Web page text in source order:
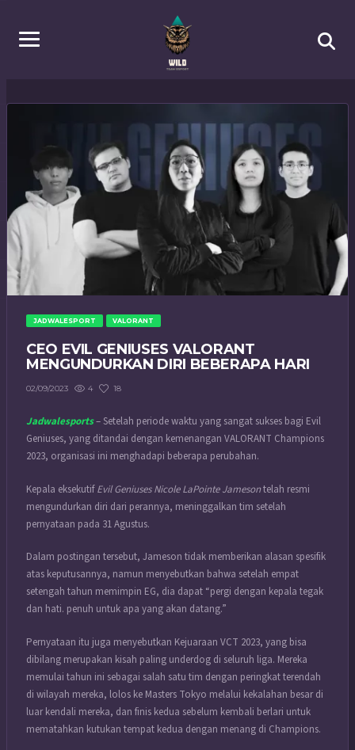
JADWALESPORT VALORANT
CEO EVIL GENIUSES VALORANT
MENGUNDURKAN DIRI BEBERAPA HARI
02/09/2023 4 18
Jadwalesports– Setelah periode waktu yang sangat sukses bagi Evil
Geniuses, yang ditandai dengan kemenangan VALORANT Champions
2023, organisasi ini menghadapi beberapa perubahan.
Kepala eksekutifEvil Geniuses Nicole LaPointe Jamesontelah resmi
mengundurkan diri dari perannya, meninggalkan tim setelah
pernyataan pada 31 Agustus.
Dalam postingan tersebut, Jameson tidak memberikan alasan spesifik
atas keputusannya, namun menyebutkan bahwa setelah empat
setengah tahun memimpin EG, dia dapat “pergi dengan kepala tegak
dan hati. penuh untuk apa yang akan datang.”
Pernyataan itu juga menyebutkan Kejuaraan VCT 2023, yang bisa
dibilang merupakan kisah paling underdog di seluruh liga. Mereka
memulai tahun ini sebagai salah satu tim dengan peringkat terendah
di wilayah mereka, lolos ke Masters Tokyo melalui kekalahan besar di
luar kendali mereka, dan finis kedua sebelum kembali berlari untuk
mematahkan kutukan tempat kedua dengan menang di Champions.